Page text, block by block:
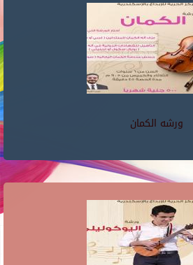
ورشه الكمان